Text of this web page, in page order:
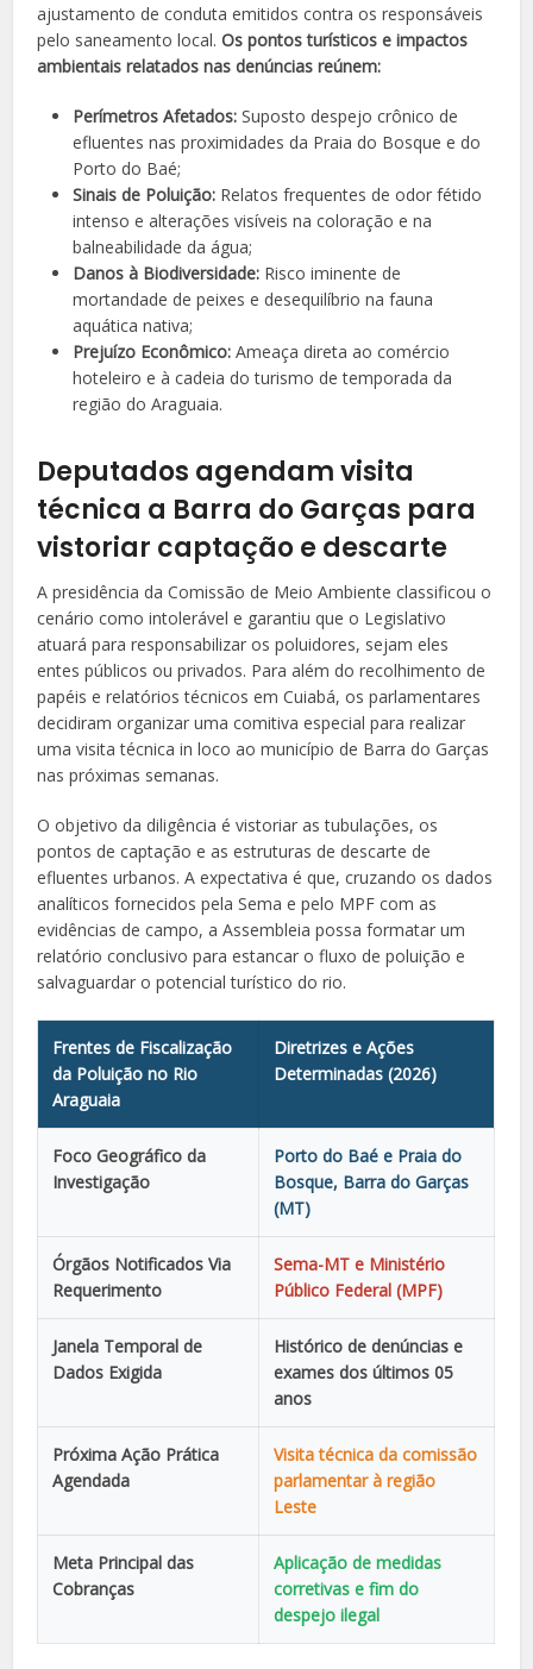
ajustamento de conduta emitidos contra os responsáveis
pelo saneamento local.Os pontos turísticos e impactos
ambientais relatados nas denúncias reúnem:
Perímetros Afetados: Suposto despejo crônico de
efluentes nas proximidades da Praia do Bosque e do
Porto do Baé;
Sinais de Poluição: Relatos frequentes de odor fétido
intenso e alterações visíveis na coloração e na
balneabilidade da água;
Danos à Biodiversidade: Risco iminente de
mortandade de peixes e desequilíbrio na fauna
aquática nativa;
Prejuízo Econômico: Ameaça direta ao comércio
hoteleiro e à cadeia do turismo de temporada da
região do Araguaia.
Deputados agendam visita
técnica a Barra do Garças para
vistoriar captação e descarte
A presidência da Comissão de Meio Ambiente classificou o
cenário como intolerável e garantiu que o Legislativo
atuará para responsabilizar os poluidores, sejam eles
entes públicos ou privados. Para além do recolhimento de
papéis e relatórios técnicos em Cuiabá, os parlamentares
decidiram organizar uma comitiva especial para realizar
uma visita técnica in loco ao município de Barra do Garças
nas próximas semanas.
O objetivo da diligência é vistoriar as tubulações, os
pontos de captação e as estruturas de descarte de
efluentes urbanos. A expectativa é que, cruzando os dados
analíticos fornecidos pela Sema e pelo MPF com as
evidências de campo, a Assembleia possa formatar um
relatório conclusivo para estancar o fluxo de poluição e
salvaguardar o potencial turístico do rio.
Frentes de Fiscalização
da Poluição no Rio
Araguaia
Diretrizes e Ações
Determinadas (2026)
Foco Geográfico da
Investigação
Porto do Baé e Praia do
Bosque, Barra do Garças
(MT)
Órgãos Notificados Via
Requerimento
Sema-MT e Ministério
Público Federal (MPF)
Janela Temporal de
Dados Exigida
Histórico de denúncias e
exames dos últimos 05
anos
Próxima Ação Prática
Agendada
Visita técnica da comissão
parlamentar à região
Leste
Meta Principal das
Cobranças
Aplicação de medidas
corretivas e fim do
despejo ilegal